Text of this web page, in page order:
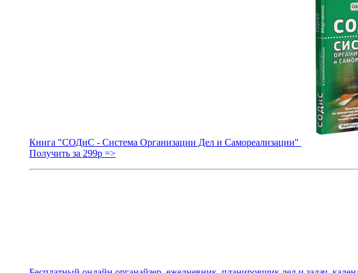
Книга "СОДиС - Система Организации Дел и Самореализации"
Получить за 299р =>